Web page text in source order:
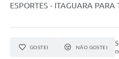
ESPORTES - ITAGUARA
GOSTEI NÃO GOSTEI